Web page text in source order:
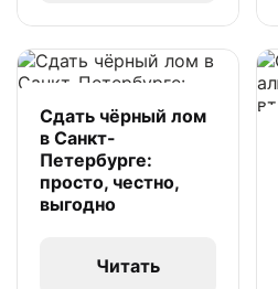
Сдать чёрный лом
в Санкт-
Петербурге:
просто, честно,
выгодно
Читать